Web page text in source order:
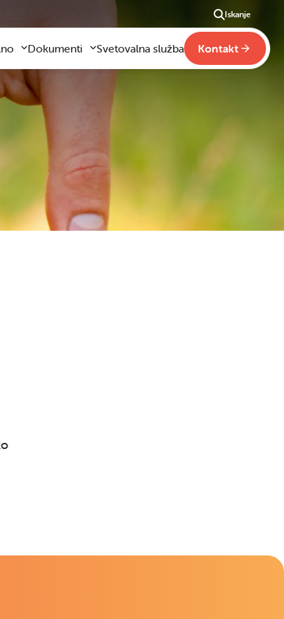
Iskanje
se je
slik
Dokumenti
Obrazci za vloge
Pravilniki šole
Drugi pravilniki
Svetovalna služba Kontakt